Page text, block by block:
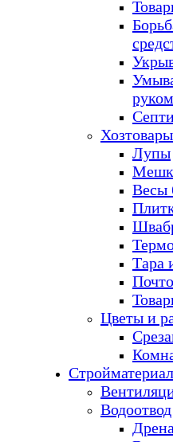
Хозтовары
Лупы
Весы
Тара
Цветы и
Водоотвод